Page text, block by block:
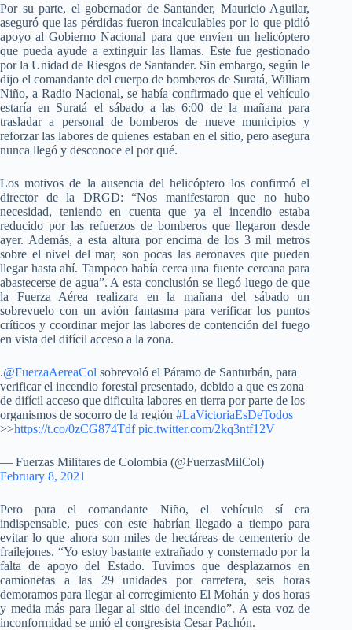
Por su parte, el gobernador de Santander, Mauricio Aguilar,
aseguró que las pérdidas fueron incalculables por lo que pidió
apoyo al Gobierno Nacional para que envíen un helicóptero
que pueda ayude a extinguir las llamas. Este fue gestionado
por la Unidad de Riesgos de Santander. Sin embargo, según le
dijo el comandante del cuerpo de bomberos de Suratá, William
Niño, a Radio Nacional, se había confirmado que el vehículo
estaría en Suratá el sábado a las 6:00 de la mañana para
trasladar a personal de bomberos de nueve municipios y
reforzar las labores de quienes estaban en el sitio, pero asegura
nunca llegó y desconoce el por qué.
Los motivos de la ausencia del helicóptero los confirmó el
director de la DRGD: “Nos manifestaron que no hubo
necesidad, teniendo en cuenta que ya el incendio estaba
reducido por las refuerzos de bomberos que llegaron desde
ayer. Además, a esta altura por encima de los 3 mil metros
sobre el nivel del mar, son pocas las aeronaves que pueden
llegar hasta ahí. Tampoco había cerca una fuente cercana para
abastecerse de agua”. A esta conclusión se llegó luego de que
la Fuerza Aérea realizara en la mañana del sábado un
sobrevuelo con un avión fantasma para verificar los puntos
críticos y coordinar mejor las labores de contención del fuego
en vista del difícil acceso a la zona.
.@FuerzaAereaCol sobrevoló el Páramo de Santurbán, para
verificar el incendio forestal presentado, debido a que es zona
de difícil acceso que dificulta labores en tierra por parte de los
organismos de socorro de la región #LaVictoriaEsDeTodos
>>https://t.co/0zCG874Tdf pic.twitter.com/2kq3ntf12V
— Fuerzas Militares de Colombia (@FuerzasMilCol)
February 8, 2021
Pero para el comandante Niño, el vehículo sí era
indispensable, pues con este habrían llegado a tiempo para
evitar lo que ahora son miles de hectáreas de cementerio de
frailejones. “Yo estoy bastante extrañado y consternado por la
falta de apoyo del Estado. Tuvimos que desplazarnos en
camionetas a las 29 unidades por carretera, seis horas
demoramos para llegar al corregimiento El Mohán y dos horas
y media más para llegar al sitio del incendio”. A esta voz de
inconformidad se unió el congresista Cesar Pachón.